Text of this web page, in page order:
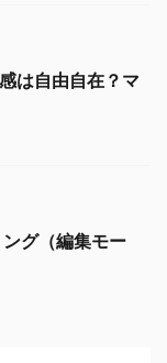
は自由自在？マ
グ（編集モー